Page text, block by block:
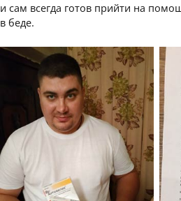
и сам всегда готов прийти на
в беде.